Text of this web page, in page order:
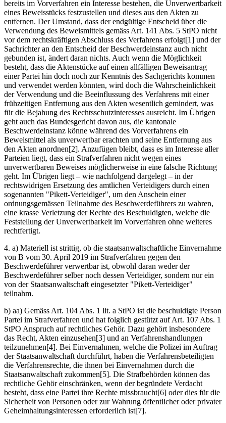
bereits im Vorverfahren ein Interesse bestehen, die Unverwertbarkeit
eines Beweisstücks festzustellen und dieses aus den Akten zu
entfernen. Der Umstand, dass der endgültige Entscheid über die
Verwendung des Beweismittels gemäss Art. 141 Abs. 5 StPO nicht
vor dem rechtskräftigen Abschluss des Verfahrens erfolgt[1] und der
Sachrichter an den Entscheid der Beschwerdeinstanz auch nicht
gebunden ist, ändert daran nichts. Auch wenn die Möglichkeit
besteht, dass die Aktenstücke auf einen allfälligen Beweisantrag
einer Partei hin doch noch zur Kenntnis des Sachgerichts kommen
und verwendet werden könnten, wird doch die Wahrscheinlichkeit
der Verwendung und die Beeinflussung des Verfahrens mit einer
frühzeitigen Entfernung aus den Akten wesentlich gemindert, was
für die Bejahung des Rechtsschutzinteresses ausreicht. Im Übrigen
geht auch das Bundesgericht davon aus, die kantonale
Beschwerdeinstanz könne während des Vorverfahrens ein
Beweismittel als unverwertbar erachten und seine Entfernung aus
den Akten anordnen[2]. Anzufügen bleibt, dass es im Interesse aller
Parteien liegt, dass ein Strafverfahren nicht wegen eines
unverwertbaren Beweises möglicherweise in eine falsche Richtung
geht. Im Übrigen liegt – wie nachfolgend dargelegt – in der
rechtswidrigen Ersetzung des amtlichen Verteidigers durch einen
sogenannten "Pikett-Verteidiger", um den Anschein einer
ordnungsgemässen Teilnahme des Beschwerdeführers zu wahren,
eine krasse Verletzung der Rechte des Beschuldigten, welche die
Feststellung der Unverwertbarkeit im Vorverfahren ohne weiteres
rechtfertigt.
4. a) Materiell ist strittig, ob die staatsanwaltschaftliche Einvernahme
von B vom 30. April 2019 im Strafverfahren gegen den
Beschwerdeführer verwertbar ist, obwohl daran weder der
Beschwerdeführer selber noch dessen Verteidiger, sondern nur ein
von der Staatsanwaltschaft eingesetzter "Pikett-Verteidiger"
teilnahm.
b) aa) Gemäss Art. 104 Abs. 1 lit. a StPO ist die beschuldigte Person
Partei im Strafverfahren und hat folglich gestützt auf Art. 107 Abs. 1
StPO Anspruch auf rechtliches Gehör. Dazu gehört insbesondere
das Recht, Akten einzusehen[3] und an Verfahrenshandlungen
teilzunehmen[4]. Bei Einvernahmen, welche die Polizei im Auftrag
der Staatsanwaltschaft durchführt, haben die Verfahrensbeteiligten
die Verfahrensrechte, die ihnen bei Einvernahmen durch die
Staatsanwaltschaft zukommen[5]. Die Strafbehörden können das
rechtliche Gehör einschränken, wenn der begründete Verdacht
besteht, dass eine Partei ihre Rechte missbraucht[6] oder dies für die
Sicherheit von Personen oder zur Wahrung öffentlicher oder privater
Geheimhaltungsinteressen erforderlich ist[7].